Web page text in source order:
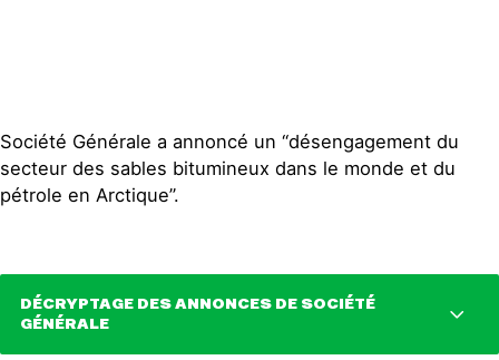
Société Générale a annoncé un “désengagement du
secteur des sables bitumineux dans le monde et du
pétrole en Arctique”.
DÉCRYPTAGE DES ANNONCES DE SOCIÉTÉ
GÉNÉRALE